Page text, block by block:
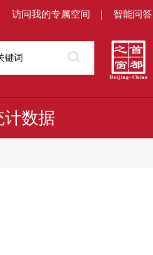
访问我的专属空间 智能问答
计数据